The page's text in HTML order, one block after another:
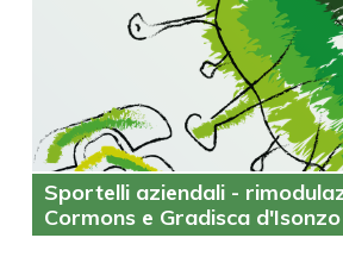
Sportelli aziendali -
Cormons e Gradisca d'Isonzo